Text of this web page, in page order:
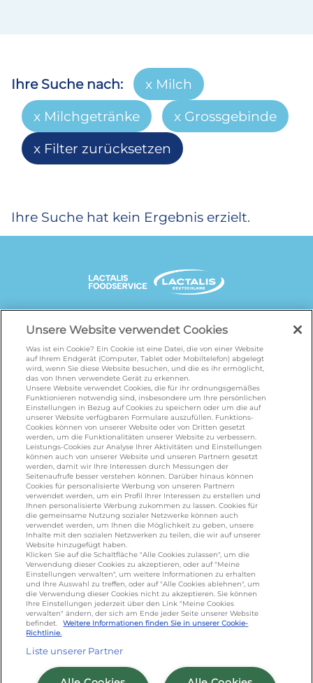
Ihre Suche nach:
Milch
Milchgetränke
Grossgebinde
Filter zurücksetzen
Ihre Suche hat kein Ergebnis erzielt.
UNSERE MARKENSEITEN
galbani.de/leerdammer.de/president.de
salakis.de/frankenland.com/
omiramilch.de/minusl.de
KONTAKT
foodservice.info@de.lactalis.com
Lactalis Deutschland GmbH - Tel: +49 (0)751
887 366 /lactalis.de
Omira Bodenseemilch GmbH - Tel: +49
(0)751 887 366 /omira.de
Cookie Richtlinie Sitemap/Datenschutz
Unsere Website verwendet Cookies
Was ist ein Cookie? Ein Cookie ist eine Datei, die von einer Website
auf Ihrem Endgerät (Computer, Tablet oder Mobiltelefon) abgelegt
wird, wenn Sie diese Website besuchen, und die es ihr ermöglicht,
das von Ihnen verwendete Gerät zu erkennen.
Unsere Website verwendet Cookies, die für ihr ordnungsgemäßes
Funktionieren notwendig sind, insbesondere um Ihre persönlichen
Einstellungen in Bezug auf Cookies zu speichern oder um die auf
unserer Website verfügbaren Formulare auszufüllen. Funktions-
Cookies können von unserer Website oder von Dritten gesetzt
werden, um die Funktionalitäten unserer Website zu verbessern.
Leistungs-Cookies zur Analyse Ihrer Aktivitäten und Einstellungen
können auch von unserer Website und unseren Partnern gesetzt
werden, damit wir Ihre Interessen durch Messungen der
Seitenaufrufe besser verstehen können. Darüber hinaus können
Cookies für personalisierte Werbung von unseren Partnern
verwendet werden, um ein Profil Ihrer Interessen zu erstellen und
Ihnen personalisierte Werbung zukommen zu lassen. Cookies für
die gemeinsame Nutzung sozialer Netzwerke können auch
verwendet werden, um Ihnen die Möglichkeit zu geben, unsere
Inhalte mit den sozialen Netzwerken zu teilen, die wir auf unserer
Website hinzugefügt haben.
Klicken Sie auf die Schaltfläche "Alle Cookies zulassen", um die
Verwendung dieser Cookies zu akzeptieren, oder auf "Meine
Einstellungen verwalten", um weitere Informationen zu erhalten
und Ihre Auswahl zu treffen, oder auf "Alle Cookies ablehnen", um
die Verwendung dieser Cookies nicht zu akzeptieren. Sie können
Ihre Einstellungen jederzeit über den Link "Meine Cookies
verwalten" ändern, der sich am Ende jeder Seite unserer Website
befindet.
Weitere Informationen finden Sie in unserer Cookie-
Richtlinie.
Liste unserer Partner